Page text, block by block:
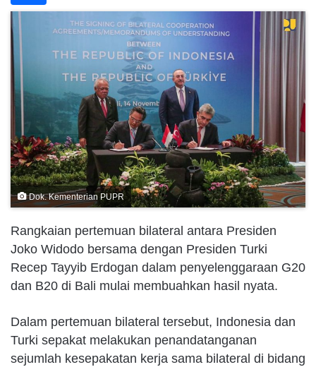
Dok. Kementerian PUPR
Rangkaian pertemuan bilateral antara Presiden
Joko Widodo bersama dengan Presiden Turki
Recep Tayyib Erdogan dalam penyelenggaraan G20
dan B20 di Bali mulai membuahkan hasil nyata.
Dalam pertemuan bilateral tersebut, Indonesia dan
Turki sepakat melakukan penandatanganan
sejumlah kesepakatan kerja sama bilateral di bidang